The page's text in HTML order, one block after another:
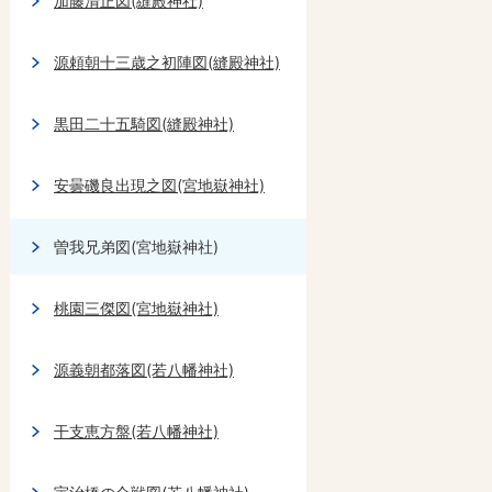
源頼朝十三歳之初陣図(縫殿神社)
黒田二十五騎図(縫殿神社)
安曇磯良出現之図(宮地嶽神社)
曽我兄弟図(宮地嶽神社)
桃園三傑図(宮地嶽神社)
源義朝都落図(若八幡神社)
干支恵方盤(若八幡神社)